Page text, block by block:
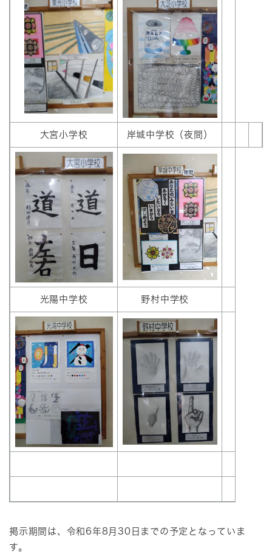
大宮小学校 岸城中学校（夜間）
光陽中学校 野村中学校
掲示期間は、令和6年8月30日までの予定となっていま
す。